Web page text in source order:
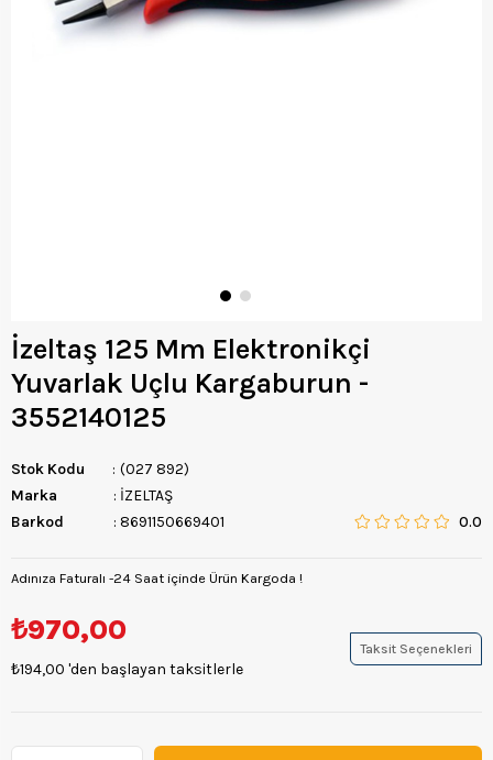
İzeltaş 125 Mm Elektronikçi
Yuvarlak Uçlu Kargaburun -
3552140125
Stok Kodu
(027 892)
Marka
: İZELTAŞ
Barkod
: 8691150669401 0.0
Adınıza Faturalı -24 Saat içinde Ürün Kargoda !
₺970,00
₺194,00 'den başlayan taksitlerle
Taksit Seçenekleri